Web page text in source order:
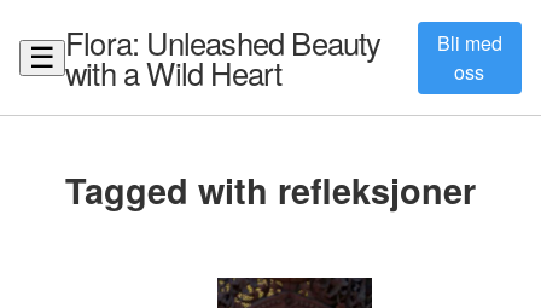
☰ Flora: Unleashed Beauty
with a Wild Heart
Bli med
oss
Tagged with refleksjoner